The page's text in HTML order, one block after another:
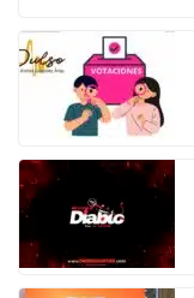
k
e
b
o
o
k
itt
er